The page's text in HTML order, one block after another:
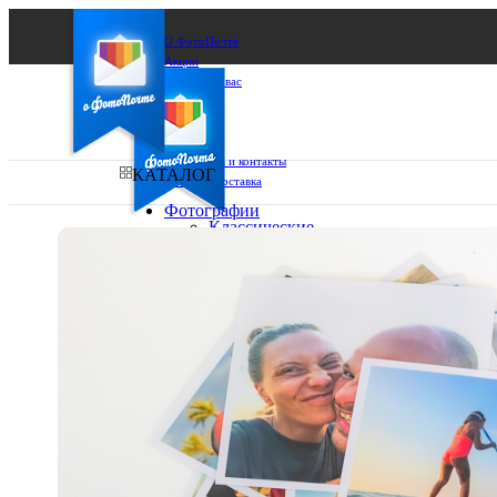
О ФотоПочте
Акции
Сделаем за вас
Бизнесу
FAQ
Франшиза
Поддержка и контакты
Оплата и доставка
Выберите из списка:
КАТАЛОГ
Фотографии
Классические
10х15
15х15
15х20
20х20
20х30
30х30
30х40
Фото
в